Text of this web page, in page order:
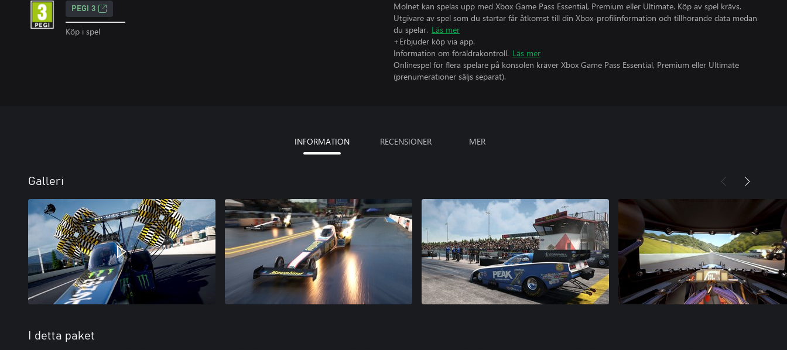
PEGI 3
Köp i spel
Molnet kan spelas upp med Xbox Game Pass Essential, Premium eller Ultimate. Köp av spel krävs.
Utgivare av spel som du startar får åtkomst till din Xbox-profilinformation och tillhörande data medan
du spelar. Läs mer
+Erbjuder köp via app.
Information om föräldrakontroll. Läs mer
Onlinespel för flera spelare på konsolen kräver Xbox Game Pass Essential, Premium eller Ultimate
(prenumerationer säljs separat).
INFORMATION RECENSIONER MER
Galleri
I detta paket